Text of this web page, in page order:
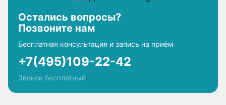
Остались вопросы?
Позвоните нам
Бесплатная консультация и запись на приём
+7(495)109-22-42
Звонок бесплатный